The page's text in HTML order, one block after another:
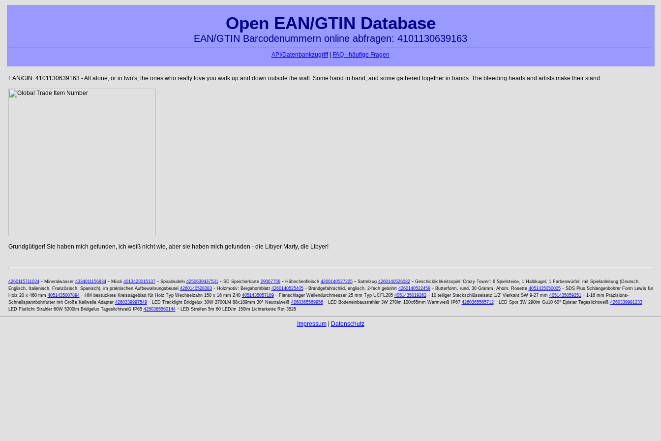
Open EAN/GTIN Database
EAN/GTIN Barcodenummern online abfragen: 4101130639163
API/Datenbankzugriff| FAQ - häufige Fragen
EAN/GIN: 4101130639163 - All alone, or in two's, the ones who really love you walk up and down outside the wall. Some hand in hand, and some gathered together in bands. The bleeding hearts and artists make their stand.
Grundgütiger! Sie haben mich gefunden, ich weiß nicht wie, aber sie haben mich gefunden - die Libyer Marty, die Libyer!
4260115711024- Mineralwasser 4334011156934- Müsli 4013423015137- Spiralnudeln 4250639437531- SD Speicherkarte 29067756- Hähnchenfleisch 4260140527225- Sattelzug 4260140526082- Geschicklichkeitsspiel 'Crazy Tower': 6 Spielsteine, 1 Halbkugel, 1 Farbenwürfel, mit Spielanleitung (Deutsch,
Englisch, Italienisch, Französisch, Spanisch), im praktischen Aufbewahrungsbeutel 4260140528383- Holzmotiv: Bergahornblatt 4260140525405- Brandgefahrschild, englisch, 2-fach gebohrt 4260140522459- Butterform, rund, 30 Gramm, Ahorn, Rosette 4051435050005- SDS Plus Schlangenbohrer Form Lewis für
Holz 20 x 460 mm 4051435007894- HM bestücktes Kreissägeblatt für Holz Typ Wechselzahn 150 x 16 mm Z40 4051435057189- Flanschlager Wellendurchmesser 25 mm Typ UCFL205 4051435019262- 10 teiliger Steckschlüsselsatz 1/2' Vierkant SW 9-27 mm 4051435059251- 1-16 mm Präzisions-
Schnellspannbohrfutter mit Große Keilwelle Adapter 4260339997549- LED Tracklight Bridgelux 30W 2700LM 88x189mm 30° Neutralweiß 4260365569956- LED Bodeneinbaustrahler 3W 270lm 100x65mm Warmweiß IP67 4260365565712- LED Spot 3W 290lm Gu10 60° Epistar Tageslichtweiß 4260339991233-
LED Flutlicht Strahler 60W 5200lm Bridgelux Tageslichtweiß IP65 4260365560144- LED Streifen 5m 60 LED/m 150lm Lichterkette Rot 3528
Impressum| Datenschutz